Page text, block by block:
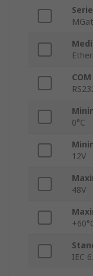
0°C
12V
48V
IEC